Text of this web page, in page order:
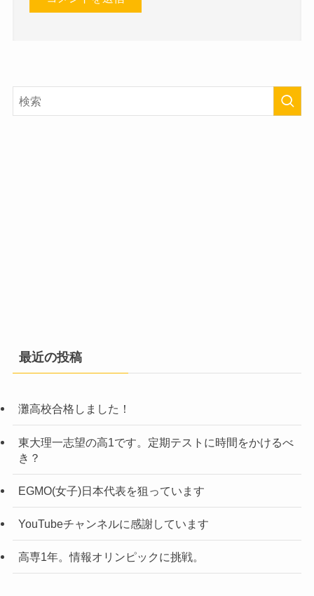
最近の投稿
灘高校合格しました！
東大理一志望の高1です。定期テストに時間をかけるべ
き？
EGMO(女子)日本代表を狙っています
YouTubeチャンネルに感謝しています
高専1年。情報オリンピックに挑戦。